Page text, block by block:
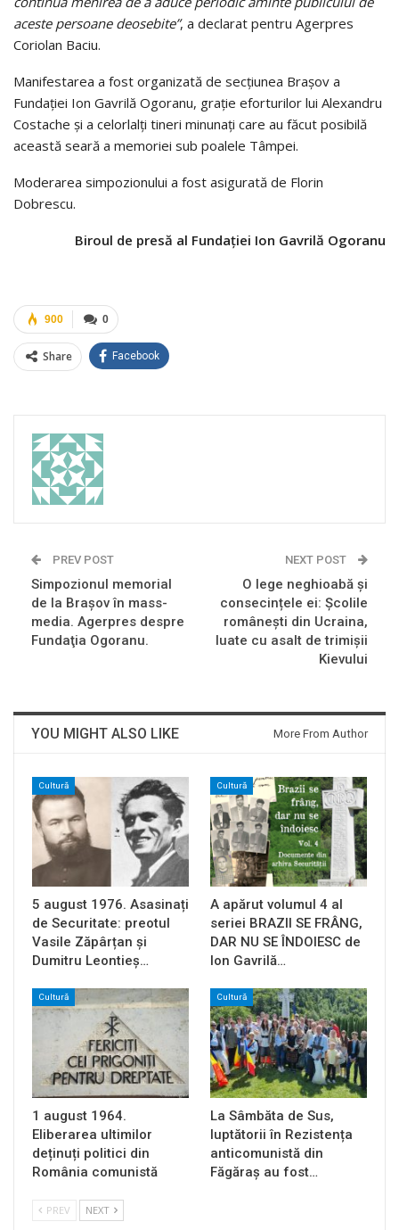
aceste persoane deosebite”, a declarat pentru Agerpres
Coriolan Baciu.
Manifestarea a fost organizată de secţiunea Braşov a
Fundaţiei Ion Gavrilă Ogoranu, graţie eforturilor lui Alexandru
Costache şi a celorlalţi tineri minunaţi care au făcut posibilă
această seară a memoriei sub poalele Tâmpei.
Moderarea simpozionului a fost asigurată de Florin
Dobrescu.
Biroul de presă al Fundaţiei Ion Gavrilă Ogoranu
0
900
Share Facebook
PREV POST
Simpozionul memorial
de la Braşov în mass-
media. Agerpres despre
Fundaţia Ogoranu.
NEXT POST
O lege neghioabă și
consecințele ei: Școlile
românești din Ucraina,
luate cu asalt de trimișii
Kievului
YOU MIGHT ALSO LIKE More From Author
Cultură
5 august 1976. Asasinați
de Securitate: preotul
Vasile Zăpârțan și
Dumitru Leontieș…
Cultură
A apărut volumul 4 al
seriei BRAZII SE FRÂNG,
DAR NU SE ÎNDOIESC de
Ion Gavrilă…
Cultură
1 august 1964.
Eliberarea ultimilor
deținuți politici din
România comunistă
Cultură
La Sâmbăta de Sus,
luptătorii în Rezistența
anticomunistă din
Făgăraș au fost…
PREV NEXT